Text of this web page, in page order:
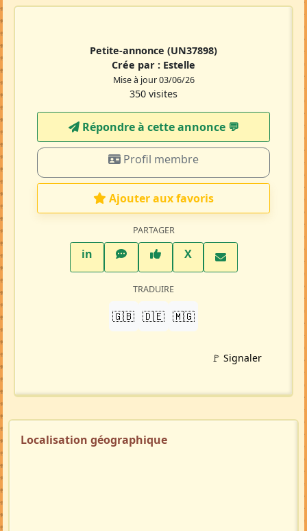
Petite-annonce (UN37898)
Crée par : Estelle
Mise à jour 03/06/26
350 visites
Répondre à cette annonce 💬​
Profil membre
Ajouter aux favoris
PARTAGER
inLinkedInWhatsAppFacebook
XTwitter X
TRADUIRE
🇬🇧 🇩🇪 🇲🇬
🚩 Signaler
Localisation géographique